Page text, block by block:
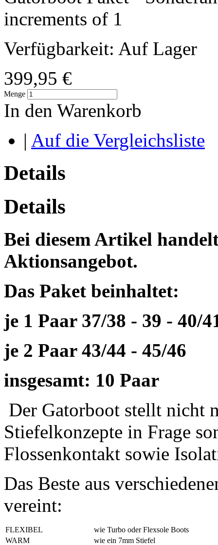
increments of 1
Verfügbarkeit: Auf Lager
399,95 €
Menge
In den Warenkorb
| Auf die Vergleichsliste
Details
Details
Bei diesem Artikel
Aktionsangebot.
Das Paket beinhaltet:
je 1 Paar 37/38 - 39 - 40/
je 2 Paar 43/44 - 45/46
insgesamt: 10 Paar
Der Gatorboot stellt nicht
Stiefelkonzepte in Frage
Flossenkontakt sowie
Das Beste aus
vereint:
FLEXIBEL
wie Turbo oder Flexsole Boots
WARM
wie ein 7mm Stiefel